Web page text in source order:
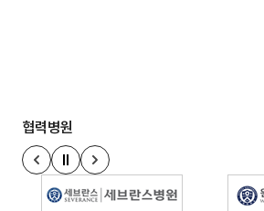
협력병원
이전 슬라이드
정지
다음 슬라이드